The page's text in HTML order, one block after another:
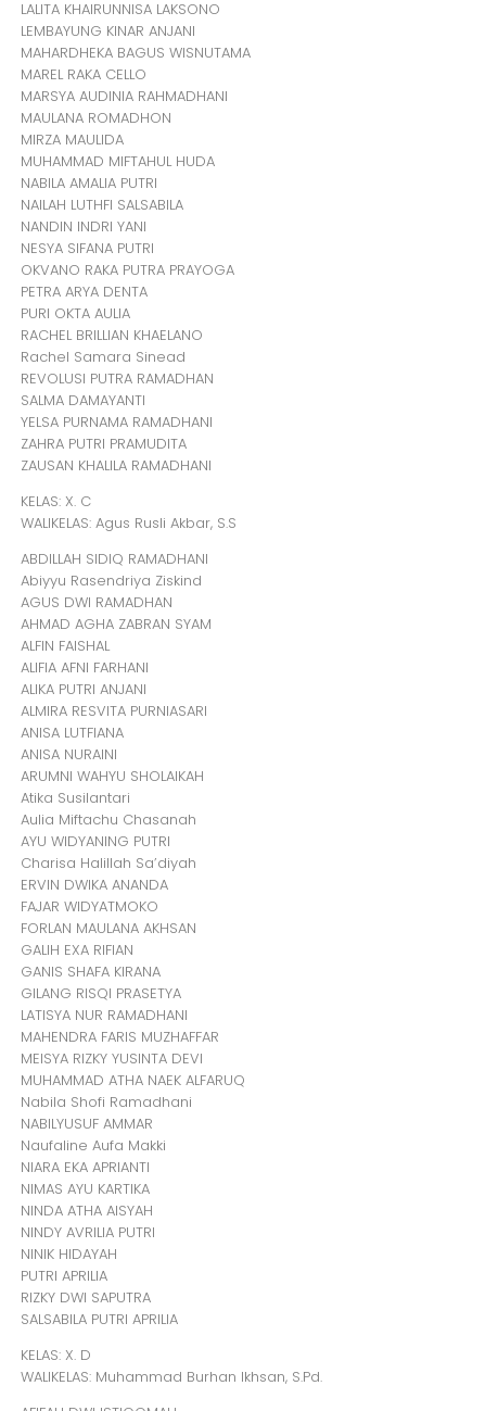
LALITA KHAIRUNNISA LAKSONO
LEMBAYUNG KINAR ANJANI
MAHARDHEKA BAGUS WISNUTAMA
MAREL RAKA CELLO
MARSYA AUDINIA RAHMADHANI
MAULANA ROMADHON
MIRZA MAULIDA
MUHAMMAD MIFTAHUL HUDA
NABILA AMALIA PUTRI
NAILAH LUTHFI SALSABILA
NANDIN INDRI YANI
NESYA SIFANA PUTRI
OKVANO RAKA PUTRA PRAYOGA
PETRA ARYA DENTA
PURI OKTA AULIA
RACHEL BRILLIAN KHAELANO
Rachel Samara Sinead
REVOLUSI PUTRA RAMADHAN
SALMA DAMAYANTI
YELSA PURNAMA RAMADHANI
ZAHRA PUTRI PRAMUDITA
ZAUSAN KHALILA RAMADHANI
KELAS: X. C
WALIKELAS: Agus Rusli Akbar, S.S
ABDILLAH SIDIQ RAMADHANI
Abiyyu Rasendriya Ziskind
AGUS DWI RAMADHAN
AHMAD AGHA ZABRAN SYAM
ALFIN FAISHAL
ALIFIA AFNI FARHANI
ALIKA PUTRI ANJANI
ALMIRA RESVITA PURNIASARI
ANISA LUTFIANA
ANISA NURAINI
ARUMNI WAHYU SHOLAIKAH
Atika Susilantari
Aulia Miftachu Chasanah
AYU WIDYANING PUTRI
Charisa Halillah Sa’diyah
ERVIN DWIKA ANANDA
FAJAR WIDYATMOKO
FORLAN MAULANA AKHSAN
GALIH EXA RIFIAN
GANIS SHAFA KIRANA
GILANG RISQI PRASETYA
LATISYA NUR RAMADHANI
MAHENDRA FARIS MUZHAFFAR
MEISYA RIZKY YUSINTA DEVI
MUHAMMAD ATHA NAEK ALFARUQ
Nabila Shofi Ramadhani
NABILYUSUF AMMAR
Naufaline Aufa Makki
NIARA EKA APRIANTI
NIMAS AYU KARTIKA
NINDA ATHA AISYAH
NINDY AVRILIA PUTRI
NINIK HIDAYAH
PUTRI APRILIA
RIZKY DWI SAPUTRA
SALSABILA PUTRI APRILIA
KELAS: X. D
WALIKELAS: Muhammad Burhan Ikhsan, S.Pd.